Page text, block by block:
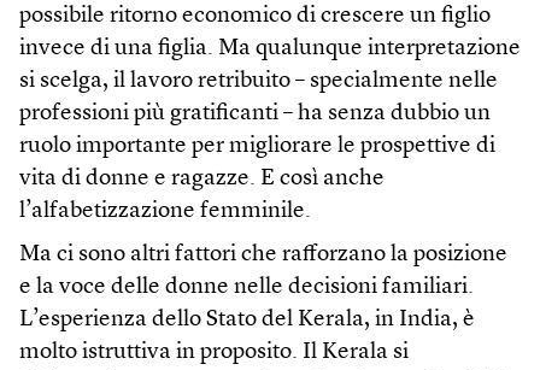
possibile ritorno economico di crescere un figlio
invece di una figlia. Ma qualunque interpretazione
si scelga, il lavoro retribuito – specialmente nelle
professioni più gratificanti – ha senza dubbio un
ruolo importante per migliorare le prospettive di
vita di donne e ragazze. E così anche
l’alfabetizzazione femminile.
Ma ci sono altri fattori che rafforzano la posizione
e la voce delle donne nelle decisioni familiari.
L’esperienza dello Stato del Kerala, in India, è
molto istruttiva in proposito. Il Kerala si